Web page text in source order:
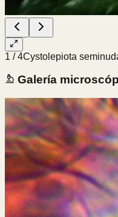
1 /4Cystolepiota
Galería